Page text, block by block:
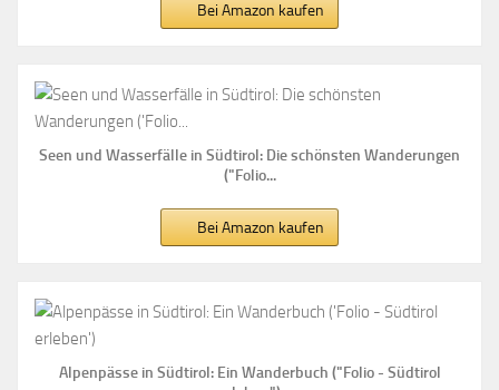
Bei Amazon kaufen
Seen und Wasserfälle in Südtirol: Die schönsten Wanderungen
("Folio...
Bei Amazon kaufen
Alpenpässe in Südtirol: Ein Wanderbuch ("Folio - Südtirol